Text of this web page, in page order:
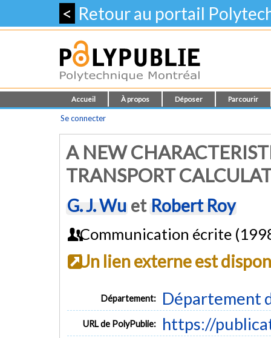
< Retour au portail
Accueil À propos Déposer Parcourir
Se connecter
A NEW
TRANSPORT
G. J. Wu et Robert Roy
Communication écrite
Un lien externe est
Département: Département
URL de PolyPublie: https://